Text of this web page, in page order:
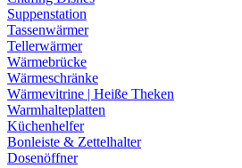
Suppenstation
Tassenwärmer
Tellerwärmer
Wärmebrücke
Wärmeschränke
Wärmevitrine | Heiße Theken
Warmhalteplatten
Küchenhelfer
Bonleiste & Zettelhalter
Dosenöffner